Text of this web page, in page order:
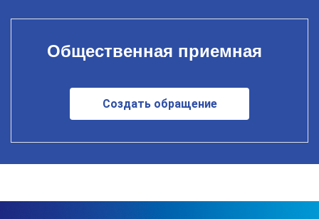
Общественная приемная
Создать обращение